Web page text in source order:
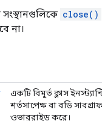
সংস্থানগুলিকে close()
না।
একটি বিমূর্ত ক্লাস
শর্তসাপেক্ষ বা বডি
ওভাররাইড করে।